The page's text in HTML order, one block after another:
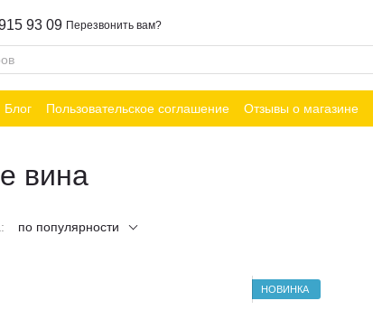
93 09 Перезвонить вам?
Блог Пользовательское соглашение Отзывы о магазине
вина
по популярности
НОВИНКА